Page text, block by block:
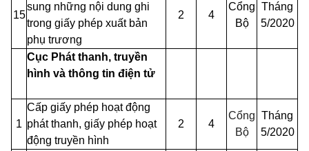
15
sung những nội dung ghi
trong giấy phép xuất bản
phụ trương
2 4
Cổng
Bộ
Tháng
5/2020
Cục Phát thanh, truyền
hình và thông tin điện tử
1
Cấp giấy phép hoạt động
phát thanh, giấy phép hoạt
động truyền hình
2 4
Cổng
Bộ
Tháng
5/2020